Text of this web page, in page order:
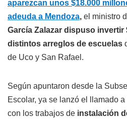
aparezcan unos $18.000
adeuda a Mendoza, el ministro
García Zalazar dispuso invertir
distintos arreglos de escuelas
de Uco y San Rafael.
Según apuntaron desde la
Escolar, ya se lanzó el llamado
con los trabajos de instalación